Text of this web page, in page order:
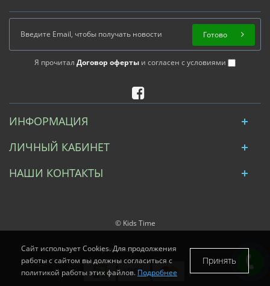
Я прочитал Договор оферты и согласен с условиями
Готово
ИНФОРМАЦИЯ
ЛИЧНЫЙ КАБИНЕТ
НАШИ КОНТАКТЫ
© Kids Time
Принимаем к оплате:
Сайт использует Cookies. Для продолжения
работы с сайтом вы должны согласиться с
политикой работы этих файлов. Подробнее
Принять